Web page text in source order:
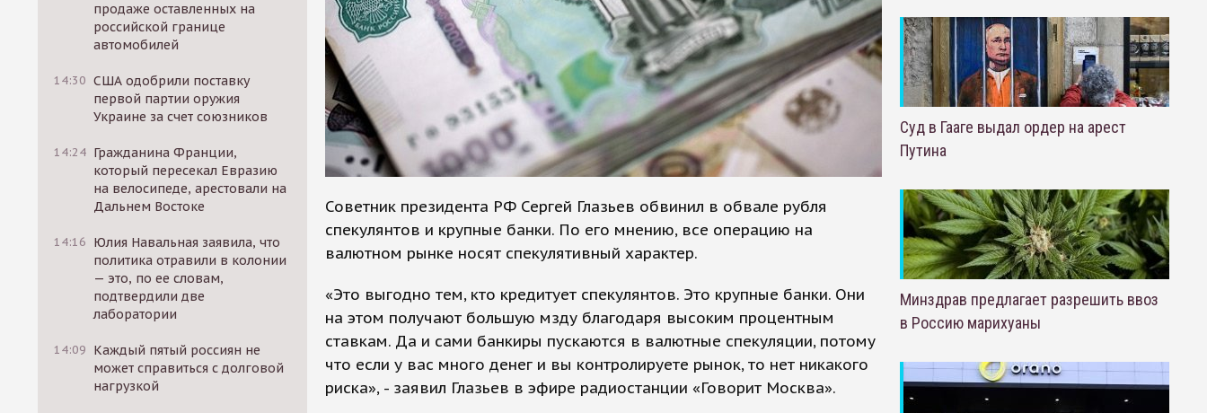
продаже оставленных на
российской границе
автомобилей
14:30 США одобрили поставку
первой партии оружия
Украине за счет союзников
14:24 Гражданина Франции,
который пересекал Евразию
на велосипеде, арестовали на
Дальнем Востоке
14:16 Юлия Навальная заявила, что
политика отравили в колонии
— это, по ее словам,
подтвердили две
лаборатории
14:09 Каждый пятый россиян не
может справиться с долговой
нагрузкой
Советник президента РФ Сергей Глазьев обвинил в обвале рубля
спекулянтов и крупные банки. По его мнению, все операцию на
валютном рынке носят спекулятивный характер.
«Это выгодно тем, кто кредитует спекулянтов. Это крупные банки. Они
на этом получают большую мзду благодаря высоким процентным
ставкам. Да и сами банкиры пускаются в валютные спекуляции, потому
что если у вас много денег и вы контролируете рынок, то нет никакого
риска», - заявил Глазьев в эфире радиостанции «Говорит Москва».
Суд в Гааге выдал ордер на арест
Путина
Минздрав предлагает разрешить ввоз
в Россию марихуаны